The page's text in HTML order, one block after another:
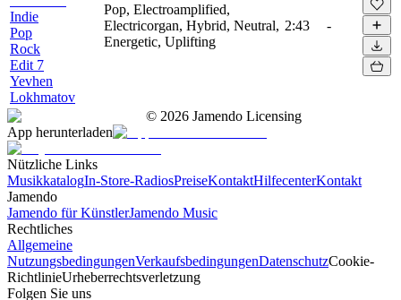
Indie
Pop
Rock
Edit 7
Yevhen
Lokhmatov
Pop, Electroamplified,
Electricorgan, Hybrid, Neutral,
Energetic, Uplifting
2:43 -
© 2026 Jamendo Licensing
App herunterladen
Nützliche Links
MusikkatalogIn-Store-RadiosPreiseKontaktHilfecenterKontakt
Jamendo
Jamendo für KünstlerJamendo Music
Rechtliches
Allgemeine
NutzungsbedingungenVerkaufsbedingungenDatenschutzCookie-
RichtlinieUrheberrechtsverletzung
Folgen Sie uns